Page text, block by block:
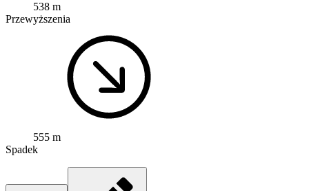
538 m
Przewyższenia
555 m
Spadek